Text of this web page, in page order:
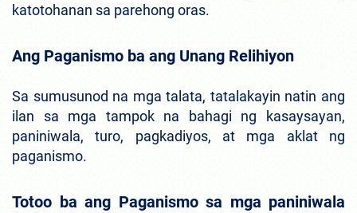
katotohanan sa parehong oras.
Ang Paganismo ba ang Unang Relihiyon
Sa sumusunod na mga talata, tatalakayin natin ang
ilan sa mga tampok na bahagi ng kasaysayan,
paniniwala, turo, pagkadiyos, at mga aklat ng
paganismo.
Totoo ba ang Paganismo sa mga paniniwala